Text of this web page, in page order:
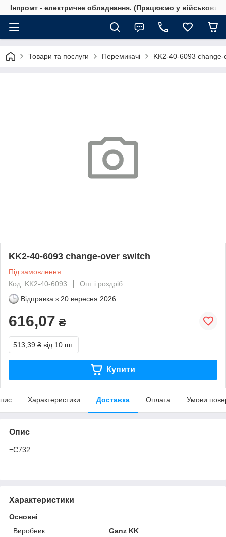
Інпромт - електричне обладнання. (Працюємо у військовий
Товари та послуги Перемикачі KK2-40-6093 change-
KK2-40-6093 change-over switch
Під замовлення
Код: KK2-40-6093
Опт і роздріб
Відправка з 20 вересня 2026
616,07 ₴
513,39 ₴ від 10 шт.
Купити
Характеристики Доставка Оплата Умови
Опис
=C732
Характеристики
Основні
Виробник
Ganz KK